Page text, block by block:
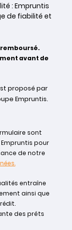
: Empruntis
de fiabilité et
avant de
proposé par
Empruntis.
sont
pour
de notre
entraîne
ainsi que
des prêts